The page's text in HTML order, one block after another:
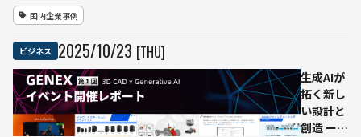
へ 面談
時間を7
割削減見
込み
国内企業事例
ビジネス 2025/10/23 [THU]
生成AIが
拓く新し
い設計と
創造 ー